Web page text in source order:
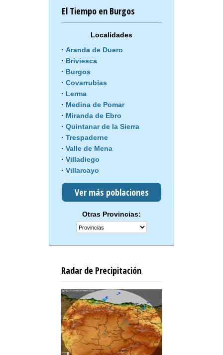
El Tiempo en Burgos
Localidades
Aranda de Duero
Briviesca
Burgos
Covarrubias
Lerma
Medina de Pomar
Miranda de Ebro
Quintanar de la Sierra
Trespaderne
Valle de Mena
Villadiego
Villarcayo
Ver más poblaciones
Otras Provincias:
Radar de Precipitación